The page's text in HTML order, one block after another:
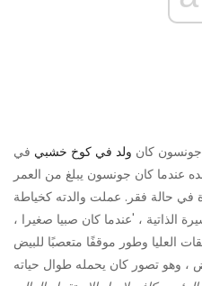
جونسون كان ولد في كوخ خشبي في
عندما كان جونسون يبلغ من العمر
في حالة فقر. عملت والدته كخياطة
الذاتية ، 'عندما كان صبيا صغيرا ،
العليا وطور موقفًا متعصبًا للبيض